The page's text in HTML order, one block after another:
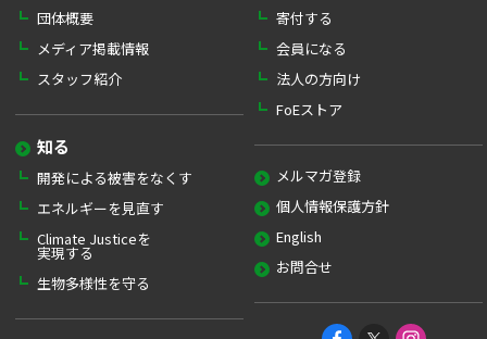
団体概要
メディア掲載情報
スタッフ紹介
知る
開発による被害をなくす
エネルギーを見直す
Climate Justiceを
実現する
生物多様性を守る
寄付する
会員になる
法人の方向け
FoEストア
メルマガ登録
個人情報保護方針
English
お問合せ